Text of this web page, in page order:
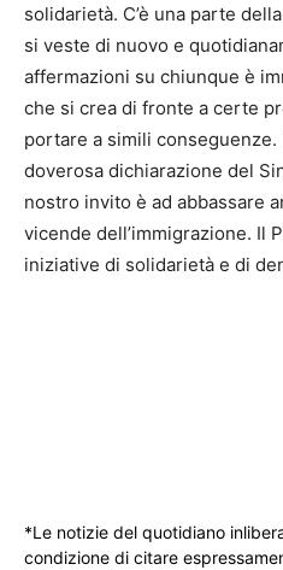
solidarietà. C’è una parte
si veste di nuovo e
affermazioni su chiunque è
che si crea di fronte a certe
portare a simili
doverosa dichiarazione del
nostro invito è ad abbassare
vicende dell’immigrazione. Il
iniziative di solidarietà e di
*Le notizie del quotidiano
condizione di citare